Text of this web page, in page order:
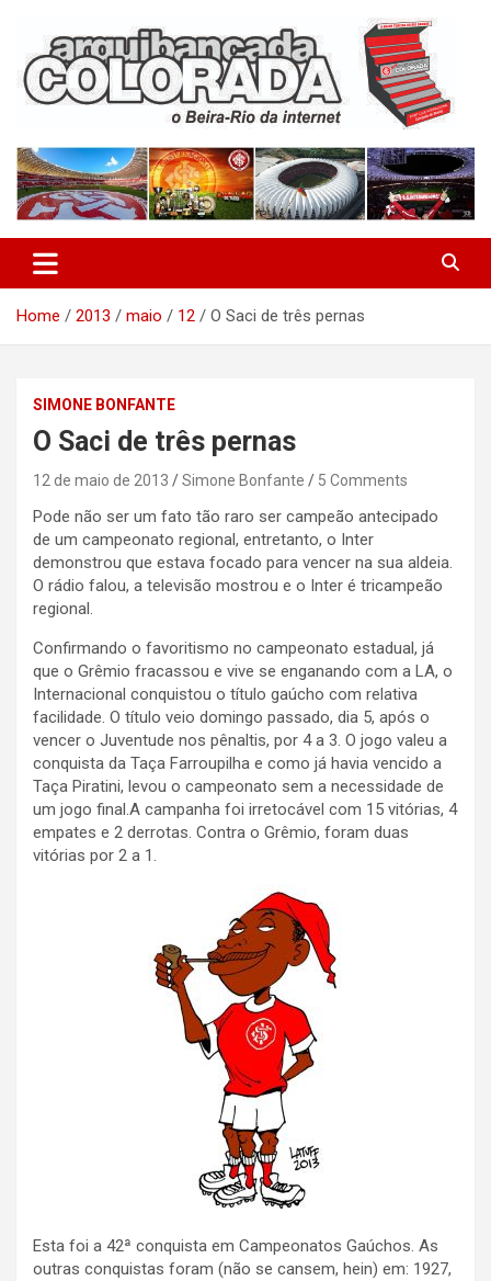
content
Arquibancada Colorada
Home 2013 maio 12 O Saci de três pernas
SIMONE BONFANTE
O Saci de três pernas
12 de maio de 2013 Simone Bonfante 5 Comments
Pode não ser um fato tão raro ser campeão antecipado
de um campeonato regional, entretanto, o Inter
demonstrou que estava focado para vencer na sua aldeia.
O rádio falou, a televisão mostrou e o Inter é tricampeão
regional.
Confirmando o favoritismo no campeonato estadual, já
que o Grêmio fracassou e vive se enganando com a LA, o
Internacional conquistou o título gaúcho com relativa
facilidade. O título veio domingo passado, dia 5, após o
vencer o Juventude nos pênaltis, por 4 a 3. O jogo valeu a
conquista da Taça Farroupilha e como já havia vencido a
Taça Piratini, levou o campeonato sem a necessidade de
um jogo final.A campanha foi irretocável com 15 vitórias, 4
empates e 2 derrotas. Contra o Grêmio, foram duas
vitórias por 2 a 1.
Esta foi a 42ª conquista em Campeonatos Gaúchos. As
outras conquistas foram (não se cansem, hein) em: 1927,